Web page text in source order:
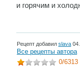
и горячим и
Рецепт добавил slava
Все рецепты автора
0/6313